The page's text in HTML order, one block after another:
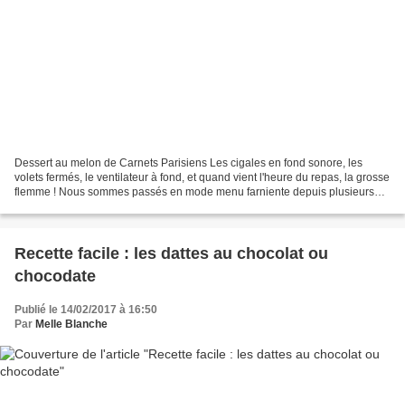
Dessert au melon de Carnets Parisiens Les cigales en fond sonore, les
volets fermés, le ventilateur à fond, et quand vient l'heure du repas, la grosse
flemme ! Nous sommes passés en mode menu farniente depuis plusieurs
Recette facile : les dattes au chocolat ou
chocodate
Publié le 14/02/2017 à 16:50
Par Melle Blanche